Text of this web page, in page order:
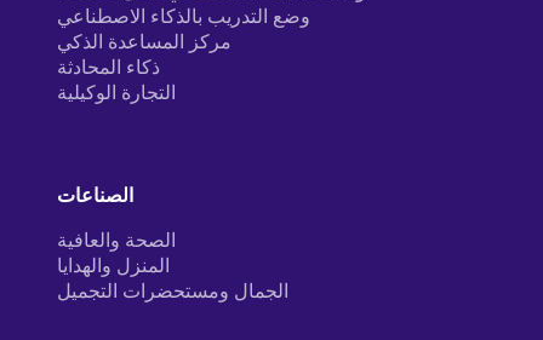
وضع التدريب بالذكاء الاصطناعي
مركز المساعدة الذكي
ذكاء المحادثة
التجارة الوكيلية
الصناعات
الصحة والعافية
المنزل والهدايا
الجمال ومستحضرات التجميل